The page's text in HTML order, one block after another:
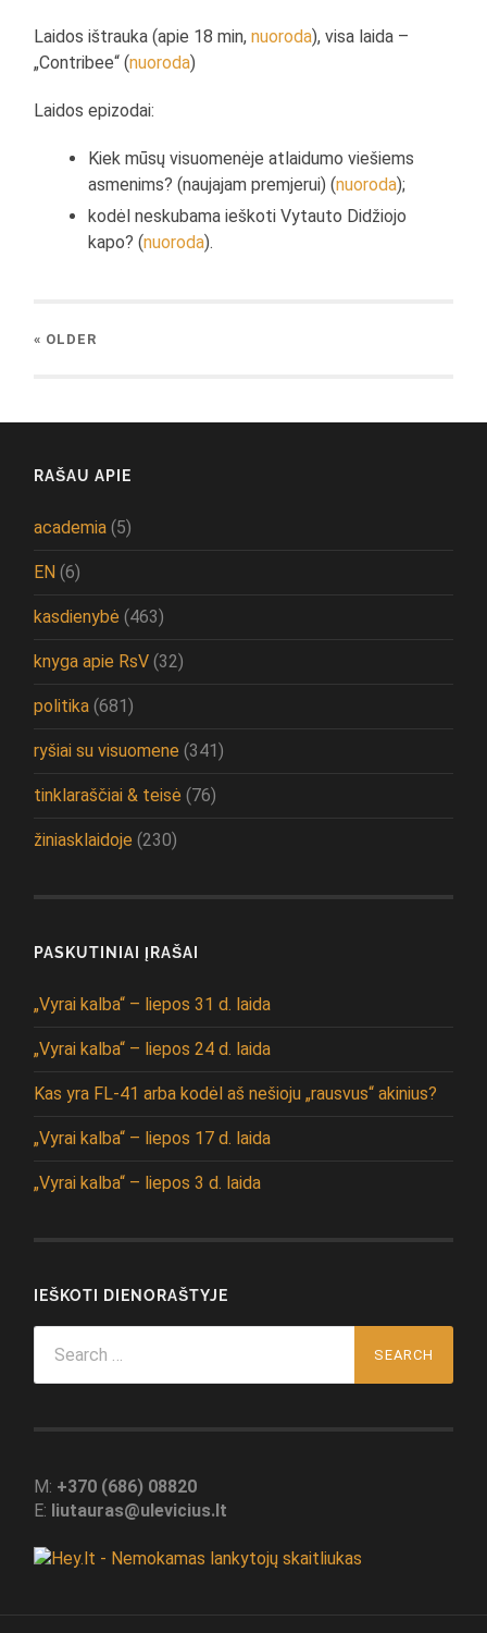
Laidos ištrauka (apie 18 min,nuoroda), visa laida –
„Contribee“ (nuoroda)
Laidos epizodai:
Kiek mūsų visuomenėje atlaidumo viešiems
asmenims? (naujajam premjerui) (nuoroda);
kodėl neskubama ieškoti Vytauto Didžiojo
kapo? (nuoroda).
« OLDER
RAŠAU APIE
academia (5)
EN (6)
kasdienybė (463)
knyga apie RsV (32)
politika (681)
ryšiai su visuomene (341)
tinklaraščiai & teisė (76)
žiniasklaidoje (230)
PASKUTINIAI ĮRAŠAI
„Vyrai kalba“ – liepos 31 d. laida
„Vyrai kalba“ – liepos 24 d. laida
Kas yra FL-41 arba kodėl aš nešioju „rausvus“ akinius?
„Vyrai kalba“ – liepos 17 d. laida
„Vyrai kalba“ – liepos 3 d. laida
IEŠKOTI DIENORAŠTYJE
for:
M: +370 (686) 08820
E: liutauras@ulevicius.lt